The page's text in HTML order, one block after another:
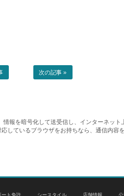
次の記事 »
報を暗号化して送受信し、インターネッ
しているブラウザをお持ちなら、通信内
ート免許 シースタイル 店舗情報